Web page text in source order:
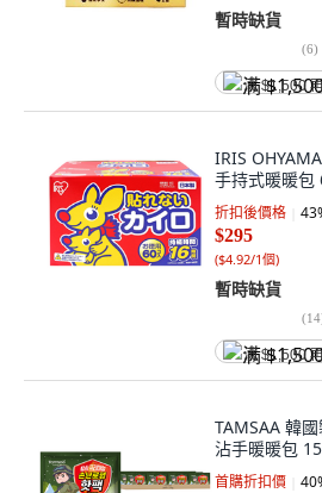
暫時缺貨
(6)
满 $1,500
IRIS
手持式暖暖
折扣後價格 43
$295
($4.92/1個)
暫時缺貨
(14
满 $1,500
TAMSAA 韓
沾手暖暖包
首購折扣價 40